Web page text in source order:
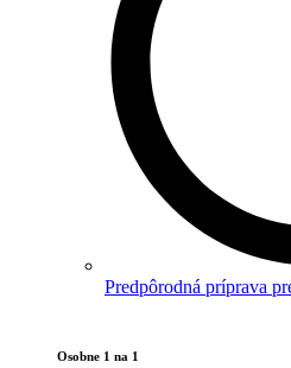
Predpôrodná príprava
Osobne 1 na 1